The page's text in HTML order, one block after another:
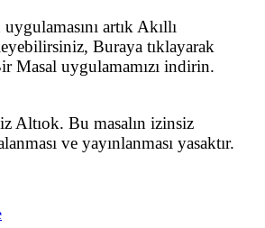
artık Akıllı
Buraya tıklayarak
Masal uygulamamızı indirin.
Altıok. Bu masalın izinsiz
ve yayınlanması yasaktır.